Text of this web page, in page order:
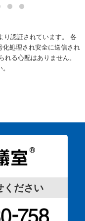
認証されています。
各
処理され安全に送信され
れる心配はありません。
ください